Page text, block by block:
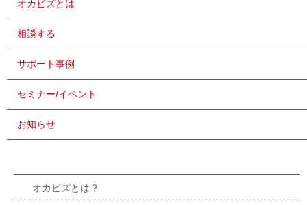
オカビズとは
相談する
サポート事例
セミナー/イベント
お知らせ
オカビズとは？